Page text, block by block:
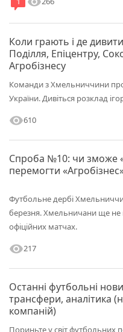
Коли грають і де
Поділля, Епіцентру,
Агробізнесу
Команди з Хмельниччини
України. Дивіться розклад
visibility610
Спроба №10: чи зможе
перемогти
Футбольне дербі
березня. Хмельничани ще не
офіційних матчах.
visibility217
Останні футбольні
трансфери, аналітика
компаній)